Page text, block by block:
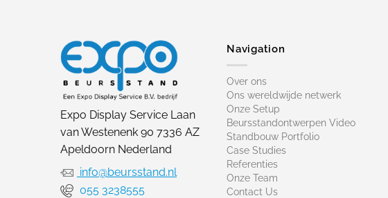
Expo Display Service Laan
van Westenenk 90 7336 AZ
Apeldoorn Nederland
info@beursstand.nl
055 3238555
Navigation
Over ons
Ons wereldwijde netwerk
Onze Setup
Beursstandontwerpen Video
Standbouw Portfolio
Case Studies
Referenties
Onze Team
Contact Us